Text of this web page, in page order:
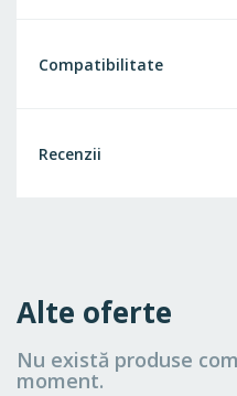
Compatibilitate
Recenzii
Alte oferte
Nu există produse
moment.